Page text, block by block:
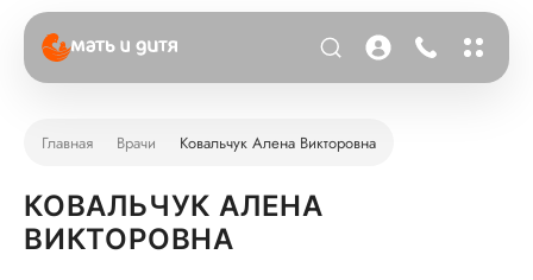
Главная Врачи Ковальчук Алена Викторовна
КОВАЛЬЧУК АЛЕНА
ВИКТОРОВНА